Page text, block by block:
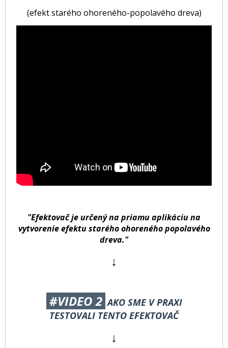
(efekt starého ohoreného-popolavého dreva)
"Efektovač je určený na priamu aplikáciu na
vytvorenie efektu starého ohoreného popolavého
dreva."
↓
#VIDEO 2 AKO SME V PRAXI
TESTOVALI TENTO EFEKTOVAČ
↓